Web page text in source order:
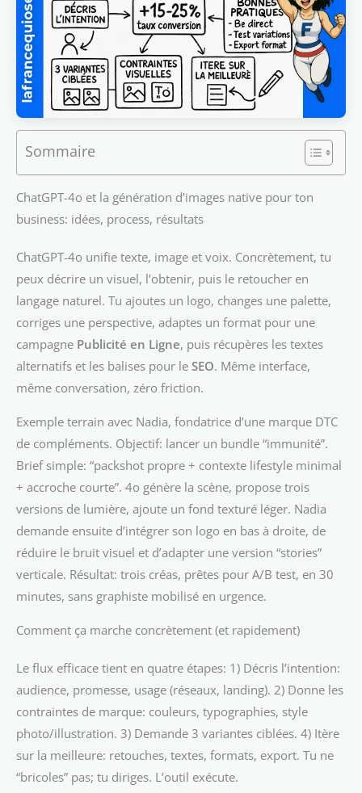
Sommaire
ChatGPT-4o et la génération d’images native pour ton
business: idées, process, résultats
ChatGPT-4o unifie texte, image et voix. Concrètement, tu
peux décrire un visuel, l’obtenir, puis le retoucher en
langage naturel. Tu ajoutes un logo, changes une palette,
corriges une perspective, adaptes un format pour une
campagne Publicité en Ligne, puis récupères les textes
alternatifs et les balises pour le SEO. Même interface,
même conversation, zéro friction.
Exemple terrain avec Nadia, fondatrice d’une marque DTC
de compléments. Objectif: lancer un bundle “immunité”.
Brief simple: “packshot propre + contexte lifestyle minimal
+ accroche courte”. 4o génère la scène, propose trois
versions de lumière, ajoute un fond texturé léger. Nadia
demande ensuite d’intégrer son logo en bas à droite, de
réduire le bruit visuel et d’adapter une version “stories”
verticale. Résultat: trois créas, prêtes pour A/B test, en 30
minutes, sans graphiste mobilisé en urgence.
Comment ça marche concrètement (et rapidement)
Le flux efficace tient en quatre étapes: 1) Décris l’intention:
audience, promesse, usage (réseaux, landing). 2) Donne les
contraintes de marque: couleurs, typographies, style
photo/illustration. 3) Demande 3 variantes ciblées. 4) Itère
sur la meilleure: retouches, textes, formats, export. Tu ne
“bricoles” pas; tu diriges. L’outil exécute.